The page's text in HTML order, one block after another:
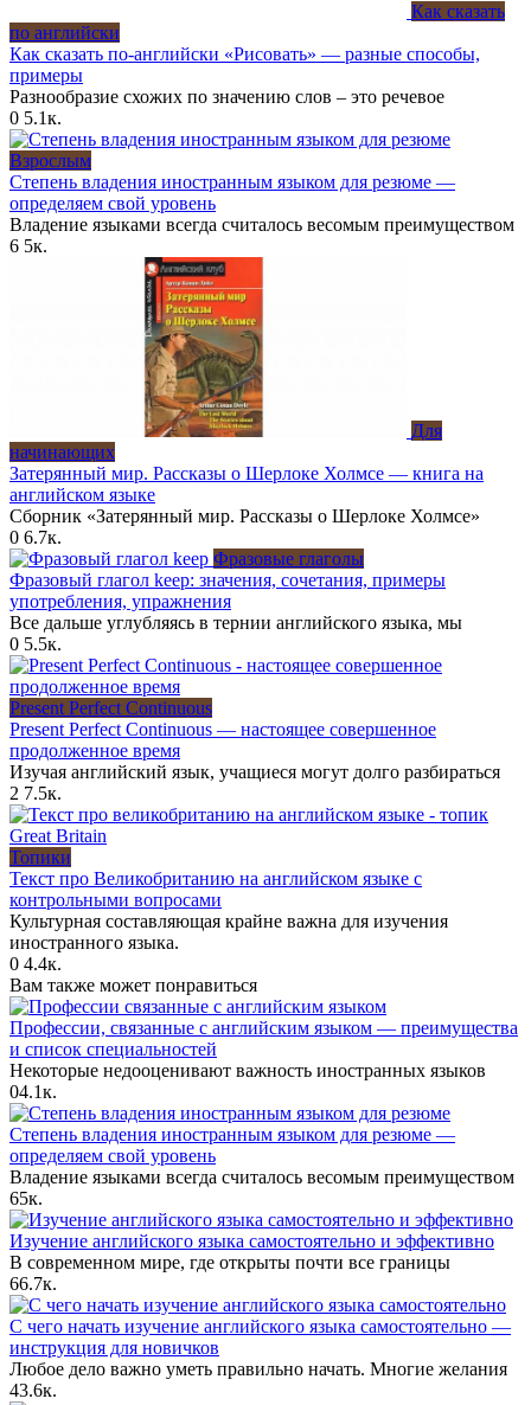
Как сказать
по английски
Как сказать по-английски «Рисовать» — разные способы,
примеры
Разнообразие схожих по значению слов – это речевое
0 5.1к.
Взрослым
Степень владения иностранным языком для резюме —
определяем свой уровень
Владение языками всегда считалось весомым преимуществом
6 5к.
Для
начинающих
Затерянный мир. Рассказы о Шерлоке Холмсе — книга на
английском языке
Сборник «Затерянный мир. Рассказы о Шерлоке Холмсе»
0 6.7к.
Фразовые глаголы
Фразовый глагол keep: значения, сочетания, примеры
употребления, упражнения
Все дальше углубляясь в тернии английского языка, мы
0 5.5к.
Present Perfect Continuous
Present Perfect Continuous — настоящее совершенное
продолженное время
Изучая английский язык, учащиеся могут долго разбираться
2 7.5к.
Топики
Текст про Великобританию на английском языке с
контрольными вопросами
Культурная составляющая крайне важна для изучения
иностранного языка.
0 4.4к.
Вам также может понравиться
Профессии, связанные с английским языком — преимущества
и список специальностей
Некоторые недооценивают важность иностранных языков
04.1к.
Степень владения иностранным языком для резюме —
определяем свой уровень
Владение языками всегда считалось весомым преимуществом
65к.
Изучение английского языка самостоятельно и эффективно
В современном мире, где открыты почти все границы
66.7к.
С чего начать изучение английского языка самостоятельно —
инструкция для новичков
Любое дело важно уметь правильно начать. Многие желания
43.6к.